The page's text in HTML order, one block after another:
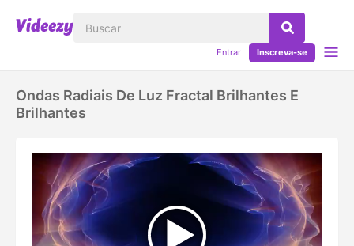
Entrar Inscreva-se
Ondas Radiais De Luz Fractal Brilhantes E
Brilhantes